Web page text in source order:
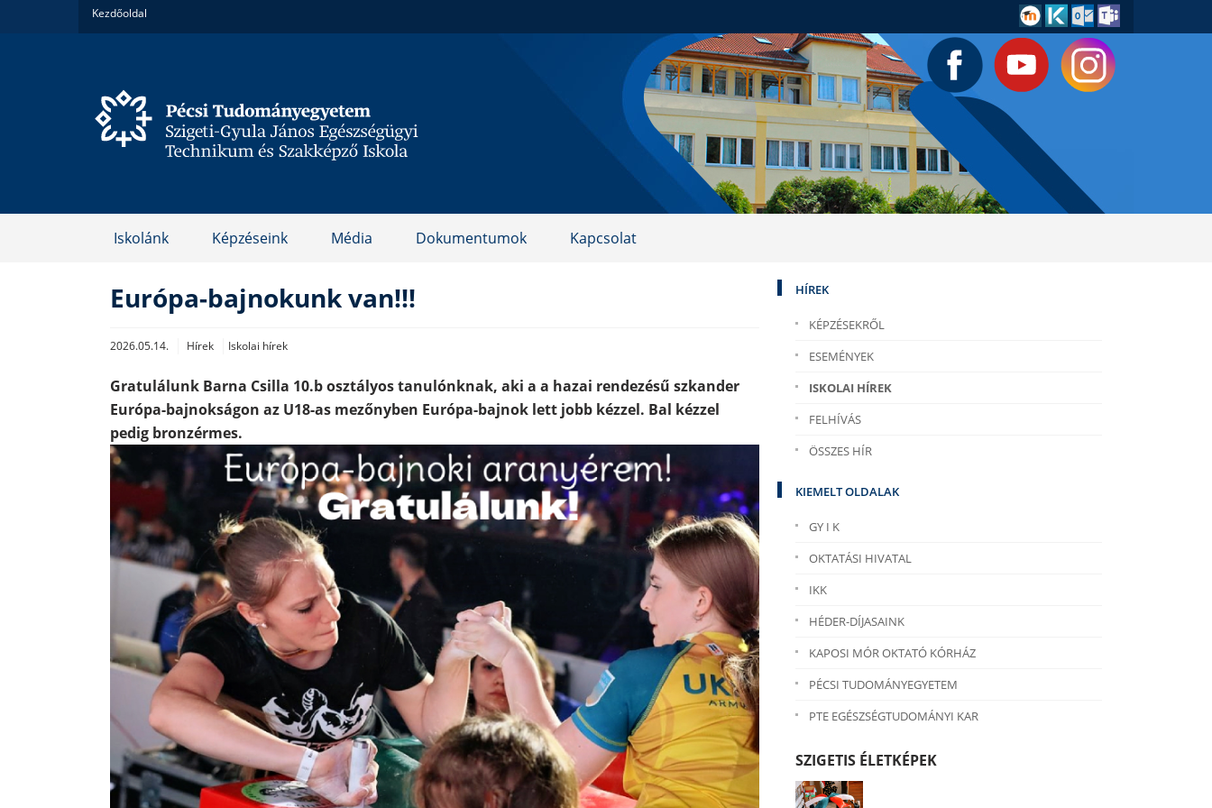
Kezdőoldal
Iskolánk Képzéseink Média Dokumentumok Kapcsolat
Európa-bajnokunk van!!!
2026.05.14. Hírek Iskolai hírek
Gratulálunk Barna Csilla 10.b osztályos tanulónknak, aki a a hazai rendezésű szkander
Európa-bajnokságon az U18-as mezőnyben Európa-bajnok lett jobb kézzel. Bal kézzel
pedig bronzérmes.
HÍREK
KÉPZÉSEKRŐL
ESEMÉNYEK
ISKOLAI HÍREK
FELHÍVÁS
ÖSSZES HÍR
KIEMELT OLDALAK
GY I K
OKTATÁSI HIVATAL
IKK
HÉDER-DÍJASAINK
KAPOSI MÓR OKTATÓ KÓRHÁZ
PÉCSI TUDOMÁNYEGYETEM
PTE EGÉSZSÉGTUDOMÁNYI KAR
SZIGETIS ÉLETKÉPEK